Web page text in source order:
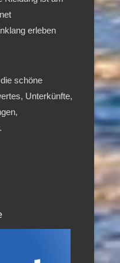
erleben
schöne
Unterkünfte,